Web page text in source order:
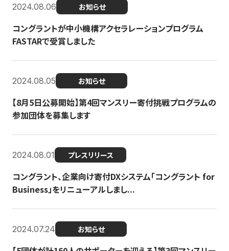
2024.08.06 お知らせ
コングラントが中小機構アクセラレーションプログラム
FASTARで受賞しました
2024.08.05 お知らせ
【8月5日公募開始】第4回マンスリー寄付挑戦プログラムの
参加団体を募集します
2024.08.01 プレスリリース
コングラント、企業向け寄付DXシステム「コングラント for
Business」をリニューアルしまし...
2024.07.24 お知らせ